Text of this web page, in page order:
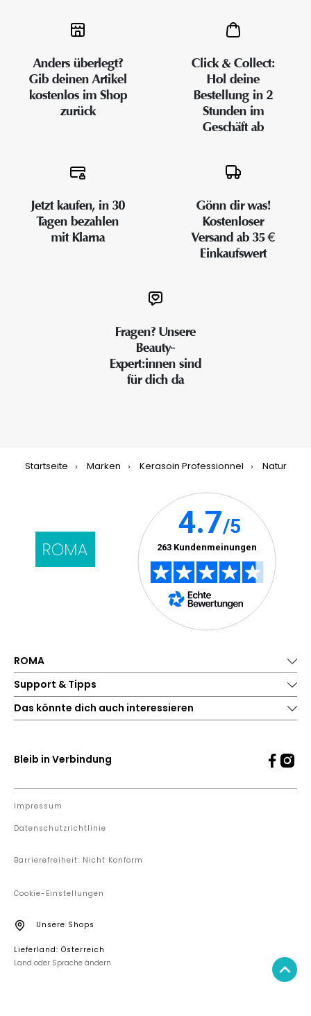
Anders überlegt?
Gib deinen Artikel
kostenlos im Shop
zurück
Click & Collect:
Hol deine
Bestellung in 2
Stunden im
Geschäft ab
Jetzt kaufen, in 30
Tagen bezahlen
mit Klarna
Gönn dir was!
Kostenloser
Versand ab 35 €
Einkaufswert
Fragen? Unsere
Beauty-
Expert:innen sind
für dich da
Startseite Marken Kerasoin Professionnel Natur
ROMA
Support & Tipps
Das könnte dich auch interessieren
Bleib in Verbindung
Impressum
Datenschutzrichtlinie
Barrierefreiheit: Nicht Konform
Cookie-Einstellungen
Unsere Shops
Lieferland: Österreich
Land oder Sprache ändern